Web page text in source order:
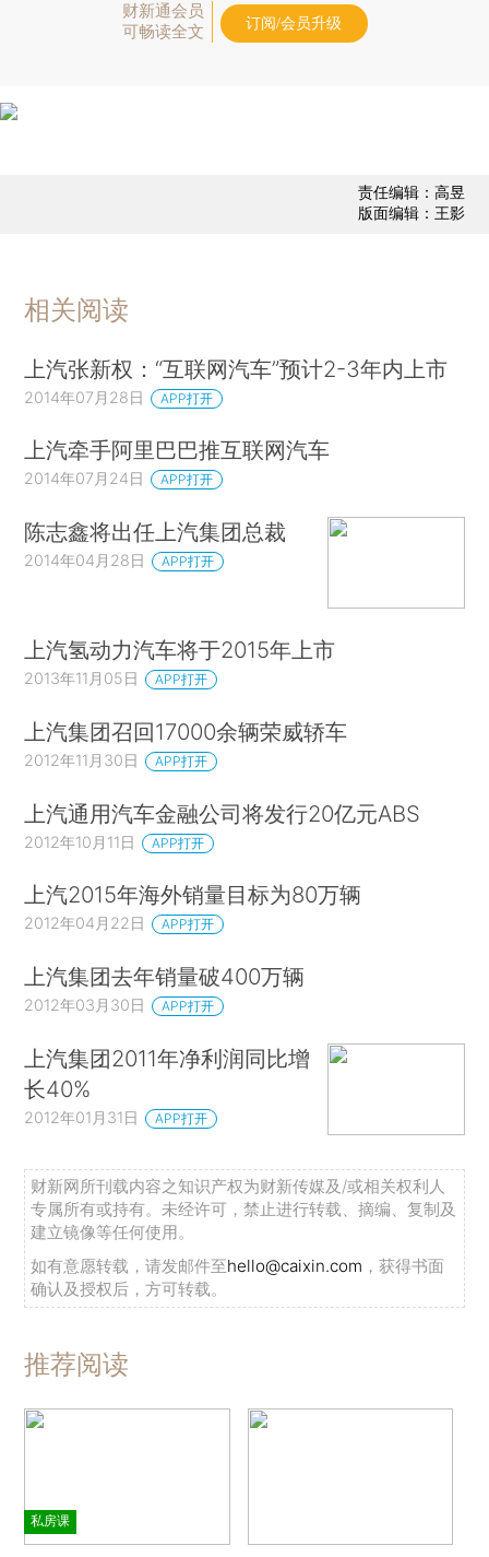
财新通会员
可畅读全文
订阅/会员升级
责任编辑：高昱
版面编辑：王影
相关阅读
上汽张新权：“互联网汽车”预计2-3年内上市
2014年07月28日 APP打开
上汽牵手阿里巴巴推互联网汽车
2014年07月24日 APP打开
陈志鑫将出任上汽集团总裁
2014年04月28日 APP打开
上汽氢动力汽车将于2015年上市
2013年11月05日 APP打开
上汽集团召回17000余辆荣威轿车
2012年11月30日 APP打开
上汽通用汽车金融公司将发行20亿元ABS
2012年10月11日 APP打开
上汽2015年海外销量目标为80万辆
2012年04月22日 APP打开
上汽集团去年销量破400万辆
2012年03月30日 APP打开
上汽集团2011年净利润同比增
长40%
2012年01月31日 APP打开
财新网所刊载内容之知识产权为财新传媒及/或相关权利人
专属所有或持有。未经许可，禁止进行转载、摘编、复制及
建立镜像等任何使用。
如有意愿转载，请发邮件至hello@caixin.com ，获得书面
确认及授权后，方可转载。
推荐阅读
私房课